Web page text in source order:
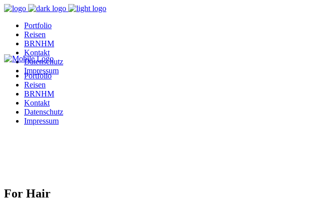
Portfolio
Reisen
BRNHM
Kontakt
Datenschutz
Impressum
Portfolio
Reisen
BRNHM
Kontakt
Datenschutz
Impressum
For Hair